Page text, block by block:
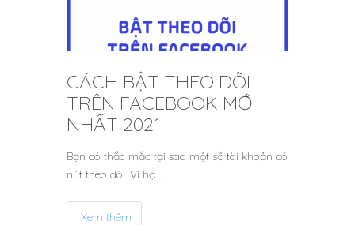
CÁCH BẬT THEO DÕI
TRÊN FACEBOOK MỚI
NHẤT 2021
Bạn có thắc mắc tại sao một số tài khoản có
nút theo dõi. Vì họ…
Xem thêm